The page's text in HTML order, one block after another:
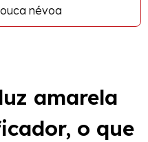
névoa
amarela
o que